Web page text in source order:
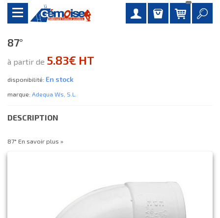
87°
à partir de 5.83€ HT
disponibilité: En stock
marque: Adequa Ws, S.l.
DESCRIPTION
87° En savoir plus »